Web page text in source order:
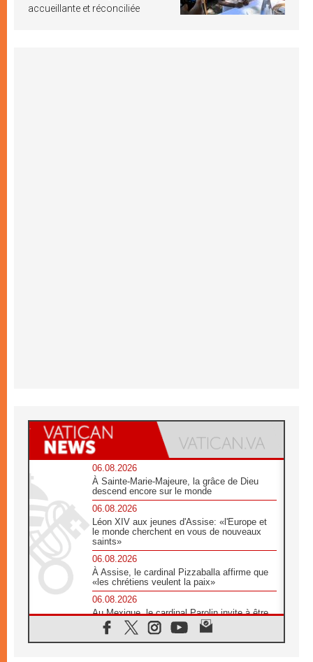
accueillante et réconciliée
06.08.2026
À Sainte-Marie-Majeure, la grâce de Dieu
descend encore sur le monde
06.08.2026
Léon XIV aux jeunes d'Assise: «l'Europe et
le monde cherchent en vous de nouveaux
saints»
06.08.2026
À Assise, le cardinal Pizzaballa affirme que
«les chrétiens veulent la paix»
06.08.2026
Au Mexique, le cardinal Parolin invite à être
aux côtés des marginalisées
06.08.2026